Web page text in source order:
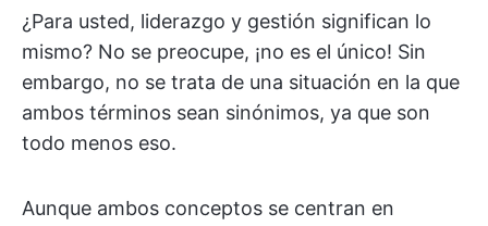
¿Para usted, liderazgo y gestión significan lo
mismo? No se preocupe, ¡no es el único! Sin
embargo, no se trata de una situación en la que
ambos términos sean sinónimos, ya que son
todo menos eso.
Aunque ambos conceptos se centran en